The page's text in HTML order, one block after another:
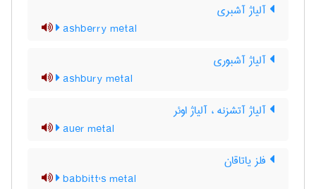
آلیاژ آشبری
ashberry metal
آلیاژ آشبوری
ashbury metal
آلیاژ آتشزنه ، آلیاژ اوئر
auer metal
فلز یاتاقان
babbitt's metal